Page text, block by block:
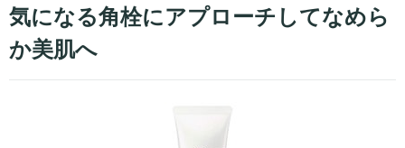
気になる角栓にアプローチしてなめら
か美肌へ